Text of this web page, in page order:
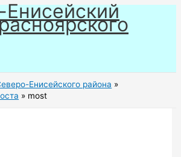
Енисейского района
most